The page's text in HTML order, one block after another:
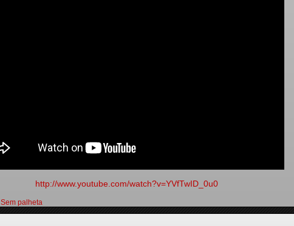
http://www.youtube.com/watch?v=YVfTwID_0u0
Sem palheta